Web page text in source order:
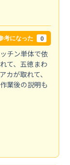
考になった 0
チン単体で依
て、五徳まわ
カが取れて、
業後の説明も